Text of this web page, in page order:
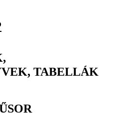
TABELLÁK